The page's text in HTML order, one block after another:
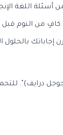
اللغة
النوم قبل أي
بالحلول
درايف)".